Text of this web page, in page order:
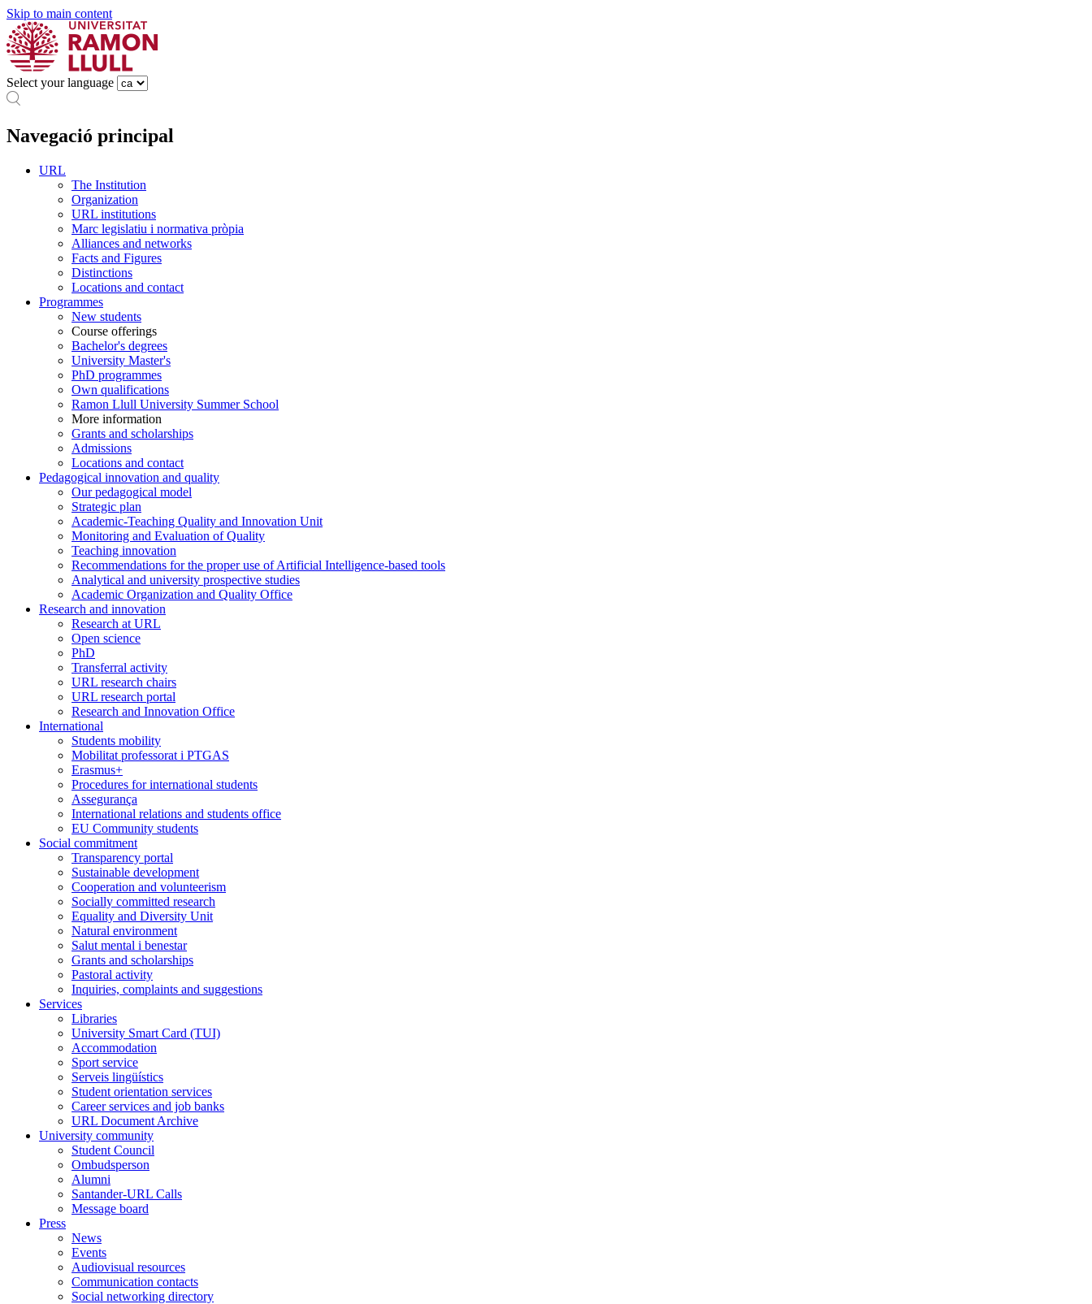
Skip to main content
Select your language
Navegació principal
URL
The Institution
Organization
URL institutions
Marc legislatiu i normativa pròpia
Alliances and networks
Facts and Figures
Distinctions
Locations and contact
Programmes
New students
Course offerings
Bachelor's degrees
University Master's
PhD programmes
Own qualifications
Ramon Llull University Summer School
More information
Grants and scholarships
Admissions
Locations and contact
Pedagogical innovation and quality
Our pedagogical model
Strategic plan
Academic-Teaching Quality and Innovation Unit
Monitoring and Evaluation of Quality
Teaching innovation
Recommendations for the proper use of Artificial Intelligence-based tools
Analytical and university prospective studies
Academic Organization and Quality Office
Research and innovation
Research at URL
Open science
PhD
Transferral activity
URL research chairs
URL research portal
Research and Innovation Office
International
Students mobility
Mobilitat professorat i PTGAS
Erasmus+
Procedures for international students
Assegurança
International relations and students office
EU Community students
Social commitment
Transparency portal
Sustainable development
Cooperation and volunteerism
Socially committed research
Equality and Diversity Unit
Natural environment
Salut mental i benestar
Grants and scholarships
Pastoral activity
Inquiries, complaints and suggestions
Services
Libraries
University Smart Card (TUI)
Accommodation
Sport service
Serveis lingüístics
Student orientation services
Career services and job banks
URL Document Archive
University community
Student Council
Ombudsperson
Alumni
Santander-URL Calls
Message board
Press
News
Events
Audiovisual resources
Communication contacts
Social networking directory